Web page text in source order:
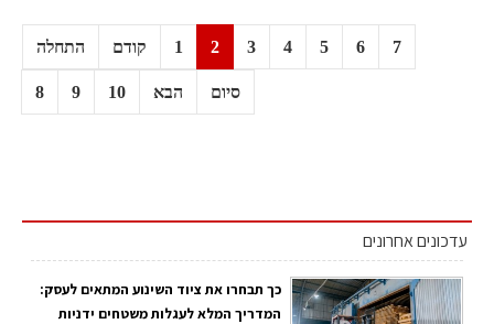
התחלה קודם 1 2 3 4 5 6 7
8 9 10 הבא סיום
עדכונים אחרונים
כך תבחרו את ציוד השינוע המתאים לעסק:
המדריך המלא לעגלות משטחים ידניות